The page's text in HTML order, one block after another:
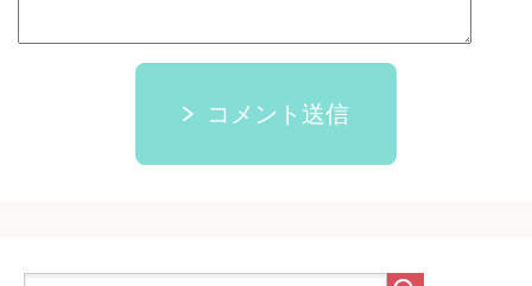
コメント送信